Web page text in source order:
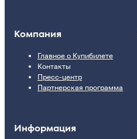
Компания
Главное о Купибилете
Контакты
Пресс-центр
Партнерская программа
Информация